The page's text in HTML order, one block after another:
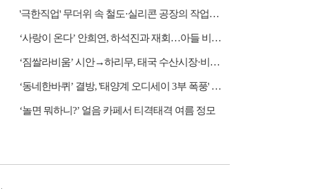
'극한직업' 무더위 속 철도·실리콘 공장의 작업자들
‘사랑이 온다’ 안희연, 하석진과 재회…아들 비밀 밝혀질까?
‘짐쌀라비움’ 시안→하리무, 태국 수산시장·비밀 동굴 탐방
‘동네한바퀴’ 결방, '태양계 오디세이 3부 폭풍' 편성
‘놀면 뭐하니?’ 얼음 카페서 티격태격 여름 정모